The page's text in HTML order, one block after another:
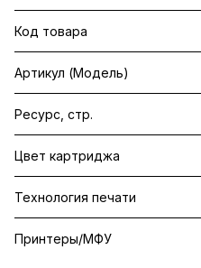
Код товара
Артикул (Модель)
Ресурс, стр.
Цвет картриджа
Технология печати
Принтеры/МФУ